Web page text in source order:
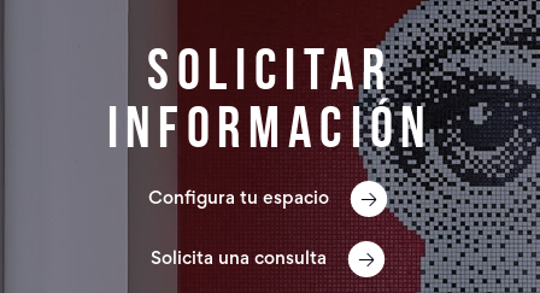
Solicitar
información
Configura tu espacio
Solicita una consulta